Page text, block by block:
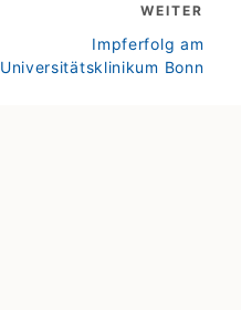
WEITER
weiter
Impferfolg am
Universitätsklinikum Bonn